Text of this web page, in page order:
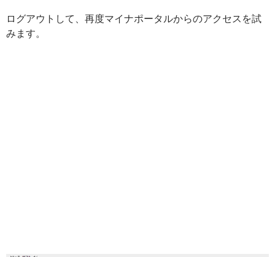
ログアウトして、再度マイナポータルからのアクセスを試
みます。